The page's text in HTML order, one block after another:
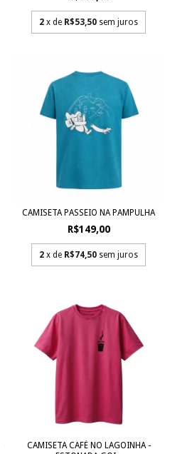
2 x de R$53,50 sem juros
CAMISETA PASSEIO NA PAMPULHA
R$149,00
2 x de R$74,50 sem juros
CAMISETA CAFÉ NO LAGOINHA -